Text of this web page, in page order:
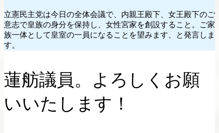
立憲民主党は今日の全体会議で、内親王殿下、女王殿下のご
意志で皇族の身分を保持し、女性宮家を創設すること。ご家
族一体として皇室の一員になることを望みます、と発言しま
す。
蓮舫議員。よろしくお願
いいたします！